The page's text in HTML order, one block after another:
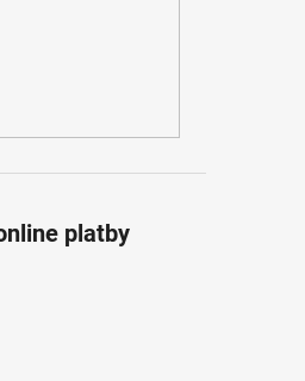
platby